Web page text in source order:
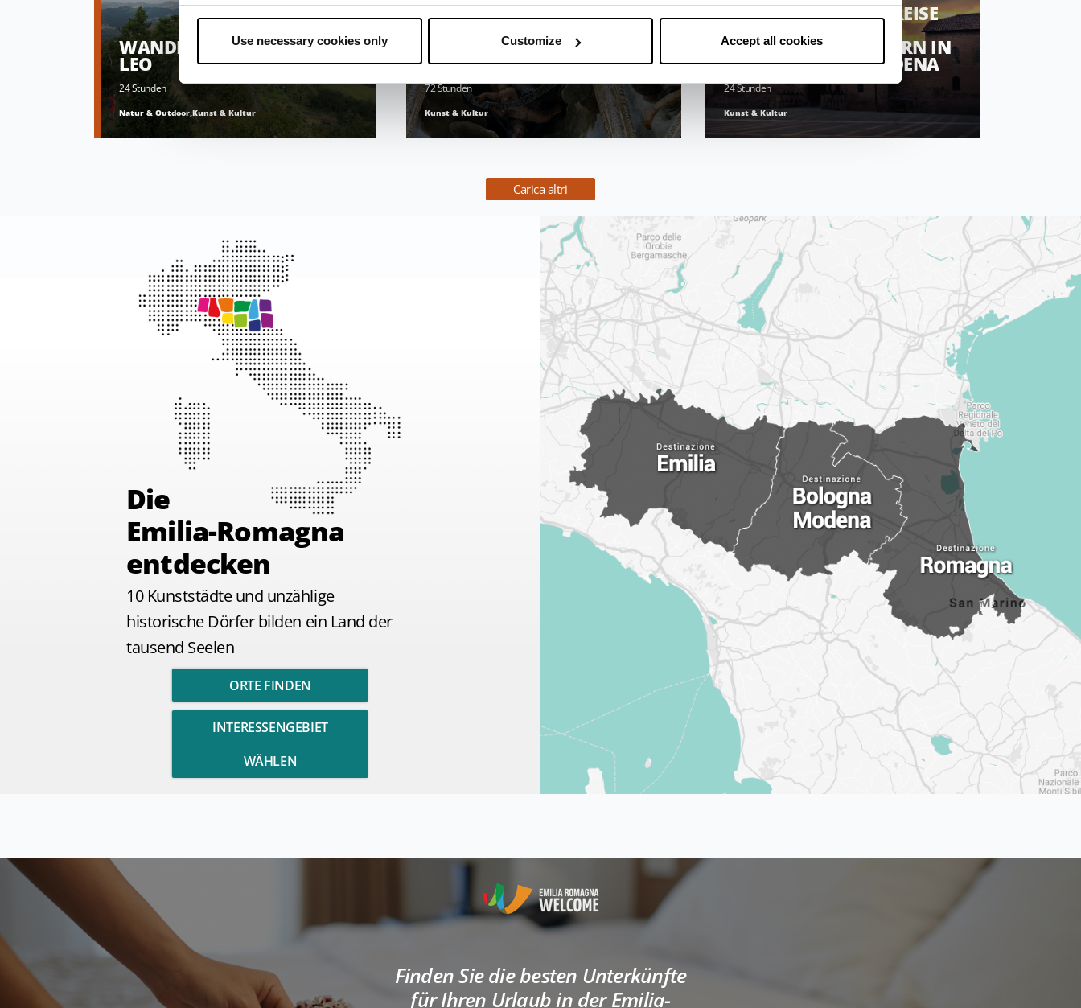
Use necessary cookies only Customize Accept all cookies
WANDERN IN UND UM SAN
LEO
24 Stunden
Natur & Outdoor,Kunst & Kultur
AUF DEN SPUREN DER
KUPPELN IN DER EMILIA
72 Stunden
Kunst & Kultur
AUF ENTDECKUNGSREISE
ZU 5
MÄRCHENSCHLÖSSERN IN
DER NÄHE VON MODENA
24 Stunden
Kunst & Kultur
Carica altri
Die
Emilia-Romagna
entdecken
10 Kunststädte und unzählige
historische Dörfer bilden ein Land der
tausend Seelen
ORTE FINDEN
INTERESSENGEBIET
WÄHLEN
Finden Sie die besten Unterkünfte
für Ihren Urlaub in der Emilia-